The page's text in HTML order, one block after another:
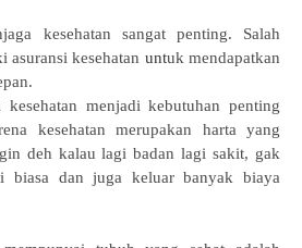
kesehatan sangat penting. Salah
asuransi kesehatan untuk mendapatkan
kesehatan menjadi kebutuhan penting
kesehatan merupakan harta yang
deh kalau lagi badan lagi sakit, gak
biasa dan juga keluar banyak biaya